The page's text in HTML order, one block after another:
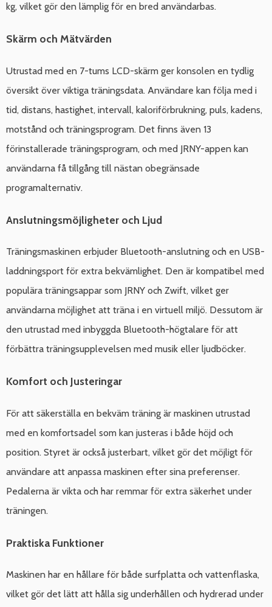
kg, vilket gör den lämplig för en bred användarbas.
Skärm och Mätvärden
Utrustad med en 7-tums LCD-skärm ger konsolen en tydlig
översikt över viktiga träningsdata. Användare kan följa med i
tid, distans, hastighet, intervall, kaloriförbrukning, puls, kadens,
motstånd och träningsprogram. Det finns även 13
förinstallerade träningsprogram, och med JRNY-appen kan
användarna få tillgång till nästan obegränsade
programalternativ.
Anslutningsmöjligheter och Ljud
Träningsmaskinen erbjuder Bluetooth-anslutning och en USB-
laddningsport för extra bekvämlighet. Den är kompatibel med
populära träningsappar som JRNY och Zwift, vilket ger
användarna möjlighet att träna i en virtuell miljö. Dessutom är
den utrustad med inbyggda Bluetooth-högtalare för att
förbättra träningsupplevelsen med musik eller ljudböcker.
Komfort och Justeringar
För att säkerställa en bekväm träning är maskinen utrustad
med en komfortsadel som kan justeras i både höjd och
position. Styret är också justerbart, vilket gör det möjligt för
användare att anpassa maskinen efter sina preferenser.
Pedalerna är vikta och har remmar för extra säkerhet under
träningen.
Praktiska Funktioner
Maskinen har en hållare för både surfplatta och vattenflaska,
vilket gör det lätt att hålla sig underhållen och hydrerad under